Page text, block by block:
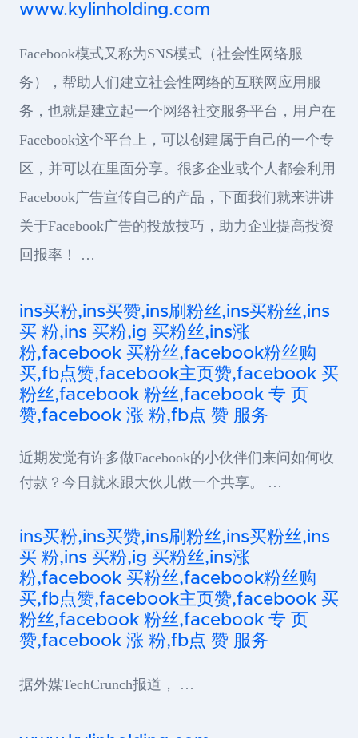
www.kylinholding.com
Facebook模式又称为SNS模式（社会性网络服
务），帮助人们建立社会性网络的互联网应用服
务，也就是建立起一个网络社交服务平台，用户在
Facebook这个平台上，可以创建属于自己的一个专
区，并可以在里面分享。很多企业或个人都会利用
Facebook广告宣传自己的产品，下面我们就来讲讲
关于Facebook广告的投放技巧，助力企业提高投资
回报率！ …
ins买粉,ins买赞,ins刷粉丝,ins买粉丝,ins
买 粉,ins 买粉,ig 买粉丝,ins涨
粉,facebook 买粉丝,facebook粉丝购
买,fb点赞,facebook主页赞,facebook 买
粉丝,facebook 粉丝,facebook 专 页
赞,facebook 涨 粉,fb点 赞 服务
近期发觉有许多做Facebook的小伙伴们来问如何收
付款？今日就来跟大伙儿做一个共享。 …
ins买粉,ins买赞,ins刷粉丝,ins买粉丝,ins
买 粉,ins 买粉,ig 买粉丝,ins涨
粉,facebook 买粉丝,facebook粉丝购
买,fb点赞,facebook主页赞,facebook 买
粉丝,facebook 粉丝,facebook 专 页
赞,facebook 涨 粉,fb点 赞 服务
据外媒TechCrunch报道， …